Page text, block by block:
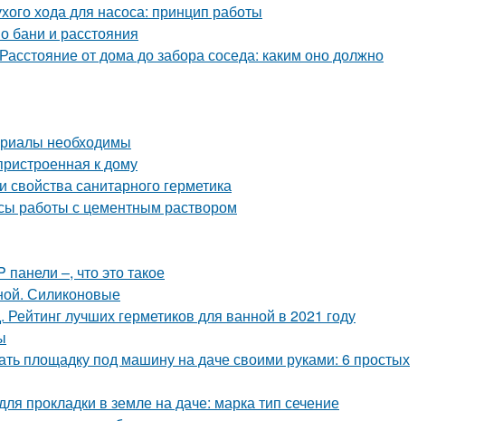
хода для насоса: принцип работы
бани и расстояния
от дома до забора соседа: каким оно должно
необходимы
к дому
санитарного герметика
работы с цементным раствором
–, что это такое
Силиконовые
лучших герметиков для ванной в 2021 году
площадку под машину на даче своими руками: 6 простых
прокладки в земле на даче: марка тип сечение